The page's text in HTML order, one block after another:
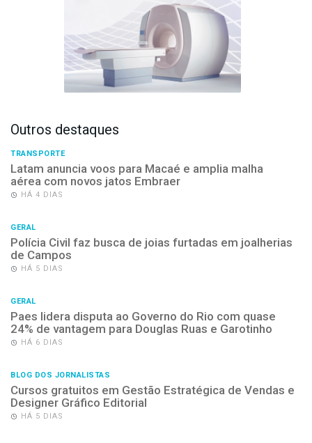
Outros destaques
TRANSPORTE
Latam anuncia voos para Macaé e amplia malha
aérea com novos jatos Embraer
HÁ 4 DIAS
GERAL
Polícia Civil faz busca de joias furtadas em joalherias
de Campos
HÁ 5 DIAS
GERAL
Paes lidera disputa ao Governo do Rio com quase
24% de vantagem para Douglas Ruas e Garotinho
HÁ 6 DIAS
BLOG DOS JORNALISTAS
Cursos gratuitos em Gestão Estratégica de Vendas e
Designer Gráfico Editorial
HÁ 5 DIAS